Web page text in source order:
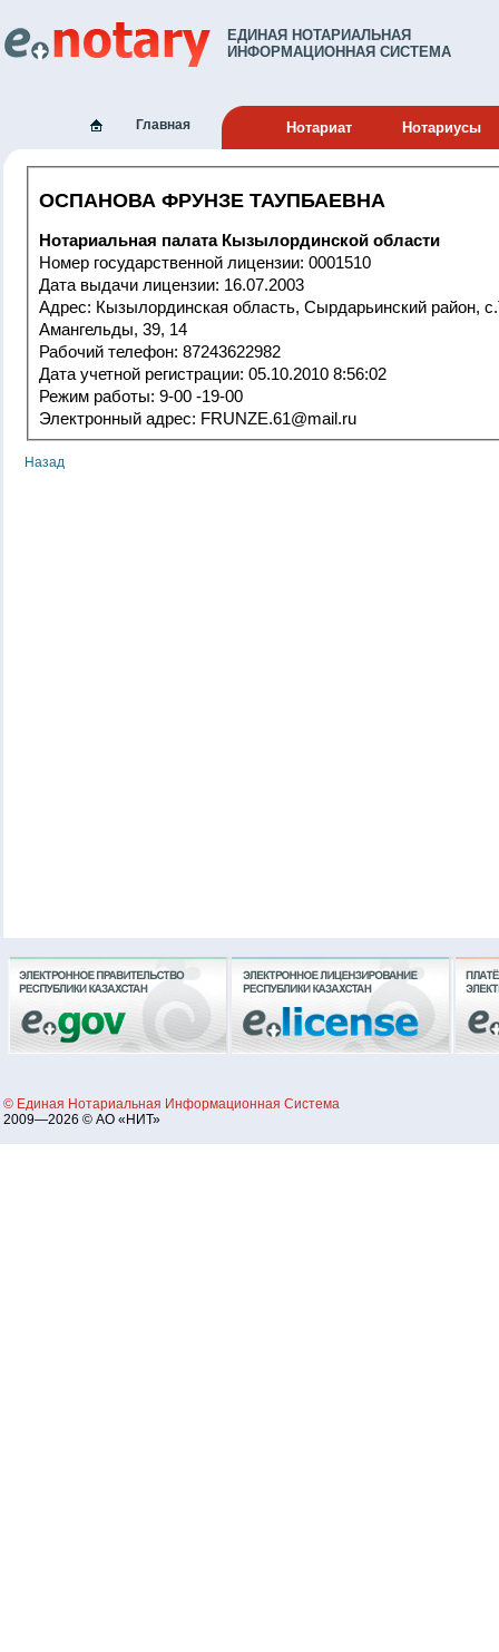
ЕДИНАЯ НОТАРИАЛЬНАЯ
ИНФОРМАЦИОННАЯ СИСТЕМА
Главная Нотариат Нотариусы
ОСПАНОВА ФРУНЗЕ ТАУПБАЕВНА
Нотариальная палата Кызылординской области
Номер государственной лицензии: 0001510
Дата выдачи лицензии: 16.07.2003
Адрес: Кызылординская область, Сырдарьинский район, с.Теренозек,
Амангельды, 39, 14
Рабочий телефон: 87243622982
Дата учетной регистрации: 05.10.2010 8:56:02
Режим работы: 9-00 -19-00
Электронный адрес: FRUNZE.61@mail.ru
Назад
© Единая Нотариальная Информационная Система
2009—2026 © АО «НИТ»